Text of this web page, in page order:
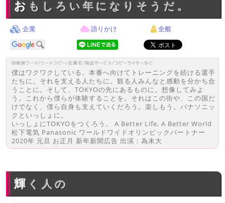
おもしろい年になりそうだ。
企業 語りかけ 全般
僕はワクワクしている。本番へ向けてトレーニングを続ける選手
たちに。それを支える人たちに。観る人みんなと感動を分かち合
うことに。そして、TOKYOの先にあるものに。想像してみよ
う。これから僕らが体験することを。それはこの街や、この国だ
けでなく、僕ら自身も支えていくだろう。楽しもう。パナソニッ
クといっしょに。
いっしょにTOKYOをつくろう。 A Better Life, A Better World
松下電気 Panasonic ワールドワイドオリンピックパートナー
2020年 元旦 お正月 新年新聞広告 出演：為末大
輝く人の